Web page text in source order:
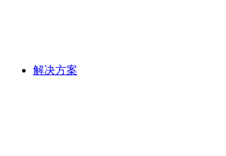
解决方案